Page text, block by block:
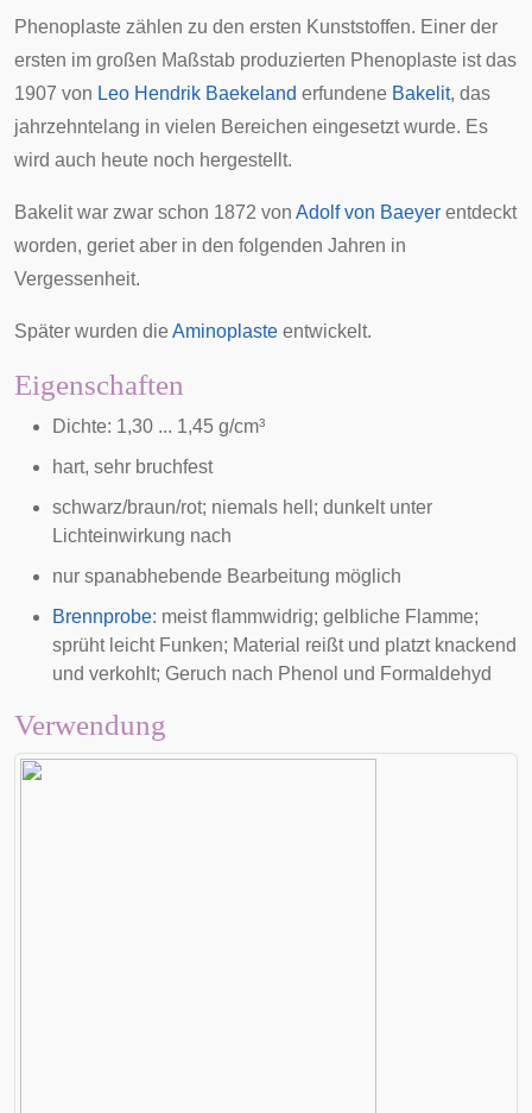
Phenoplaste zählen zu den ersten Kunststoffen. Einer der
ersten im großen Maßstab produzierten Phenoplaste ist das
1907 von Leo Hendrik Baekeland erfundene Bakelit, das
jahrzehntelang in vielen Bereichen eingesetzt wurde. Es
wird auch heute noch hergestellt.
Bakelit war zwar schon 1872 von Adolf von Baeyer entdeckt
worden, geriet aber in den folgenden Jahren in
Vergessenheit.
Später wurden die Aminoplaste entwickelt.
Eigenschaften
Dichte: 1,30 ... 1,45 g/cm³
hart, sehr bruchfest
schwarz/braun/rot; niemals hell; dunkelt unter
Lichteinwirkung nach
nur spanabhebende Bearbeitung möglich
Brennprobe: meist flammwidrig; gelbliche Flamme;
sprüht leicht Funken; Material reißt und platzt knackend
und verkohlt; Geruch nach Phenol und Formaldehyd
Verwendung